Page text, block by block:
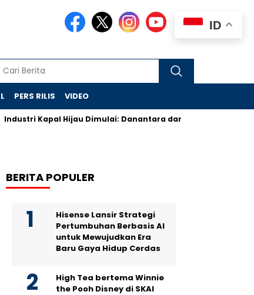
PERS RILIS VIDEO
Industri Kapal Hijau Dimulai: Danantara dan Rusia Rancang
BERITA POPULER
Hisense Lansir Strategi
Pertumbuhan Berbasis AI
untuk Mewujudkan Era
Baru Gaya Hidup Cerdas
High Tea bertema Winnie
the Pooh Disney di SKAI
ID